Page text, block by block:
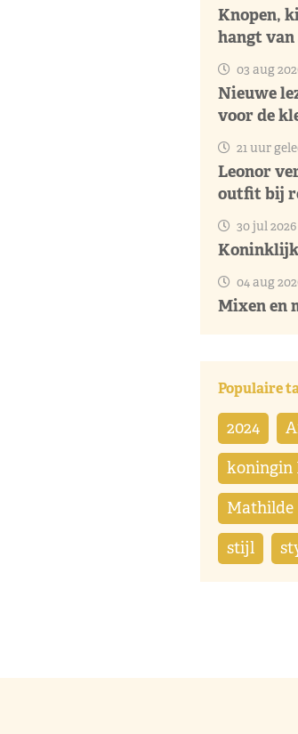
Knopen,
hangt van
03 aug
Nieuwe
voor de
21 uur
Leonor
outfit bij
30 jul 2026
04 aug
Mixen en
Populaire
2024
koningin
Mathilde
stijl